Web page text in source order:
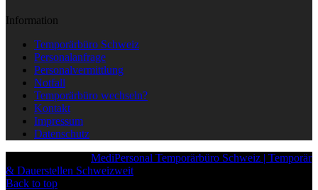
Information
Temporärbüro Schweiz
Personalanfrage
Personalvermittlung
Notfall
Temporärbüro wechseln?
Kontakt
Impressum
Datenschutz
MediPersonal Temporärbüro Schweiz | Temporär
& Dauerstellen Schweizweit
Back to top